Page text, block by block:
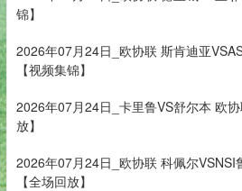
锦】
2026年07月24日_欧协联 斯肯迪亚
【视频集锦】
2026年07月24日_卡里鲁VS舒尔本 欧
放】
2026年07月24日_欧协联 科佩尔VSNSI
【全场回放】